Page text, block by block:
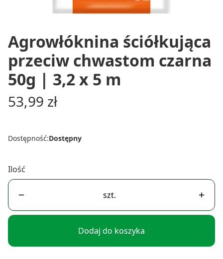
Agrowłóknina ściółkująca
przeciw chwastom czarna
50g | 3,2 x 5 m
Cena
53,99 zł
Dostępność:Dostępny
Ilość
szt.
Dodaj do koszyka